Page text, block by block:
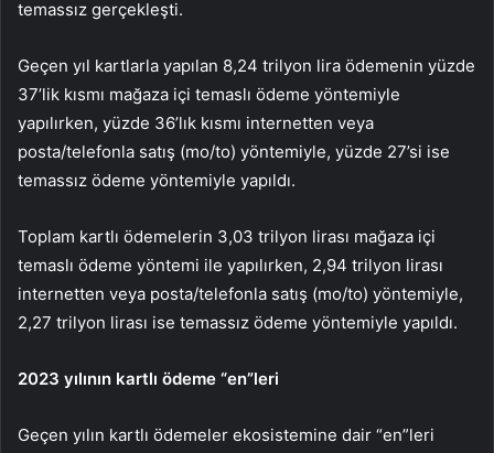
temassız gerçekleşti.
Geçen yıl kartlarla yapılan 8,24 trilyon lira ödemenin yüzde
37’lik kısmı mağaza içi temaslı ödeme yöntemiyle
yapılırken, yüzde 36’lık kısmı internetten veya
posta/telefonla satış (mo/to) yöntemiyle, yüzde 27’si ise
temassız ödeme yöntemiyle yapıldı.
Toplam kartlı ödemelerin 3,03 trilyon lirası mağaza içi
temaslı ödeme yöntemi ile yapılırken, 2,94 trilyon lirası
internetten veya posta/telefonla satış (mo/to) yöntemiyle,
2,27 trilyon lirası ise temassız ödeme yöntemiyle yapıldı.
2023 yılının kartlı ödeme “en”leri
Geçen yılın kartlı ödemeler ekosistemine dair “en”leri